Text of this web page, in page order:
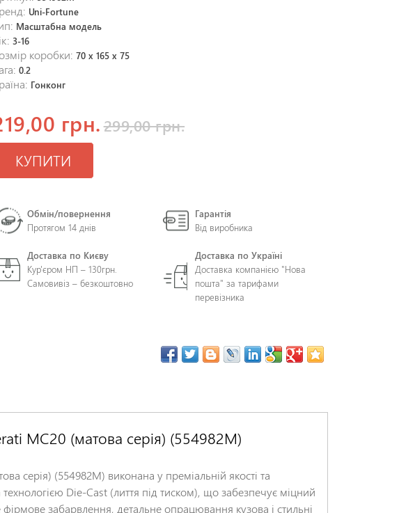
Uni-Fortune
Масштабна модель
3-16
коробки:70 х 165 х 75
0.2
Гонконг
грн.299,00 грн.
КУПИТИ
Обмін/повернення
Протягом 14 днів
Гарантія
Від виробника
Доставка по Києву
Кур'єром НП – 130грн.
Самовивіз – безкоштовно
Доставка по Україні
Доставка компанією "Нова
пошта" за тарифами
перевізника
MC20 (матова серія) (554982M)
серія) (554982M) виконана у преміальній якості та
Die-Cast (лиття під тиском), що забезпечує міцний
забарвлення, детальне опрацювання кузова і стильні